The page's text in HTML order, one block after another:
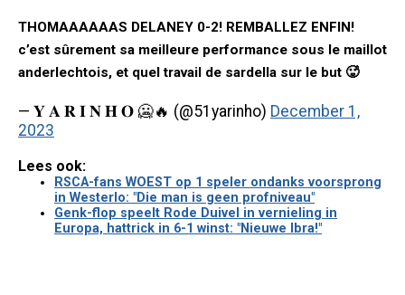
THOMAAAAAAS DELANEY 0-2! REMBALLEZ ENFIN!
c’est sûrement sa meilleure performance sous le maillot
anderlechtois, et quel travail de sardella sur le but 🥵
— 𝐘 𝐀 𝐑 𝐈 𝐍 𝐇 𝐎 🥶🔥 (@51yarinho) December 1,
2023
Lees ook:
RSCA-fans WOEST op 1 speler ondanks voorsprong
in Westerlo: "Die man is geen profniveau"
Genk-flop speelt Rode Duivel in vernieling in
Europa, hattrick in 6-1 winst: "Nieuwe Ibra!"